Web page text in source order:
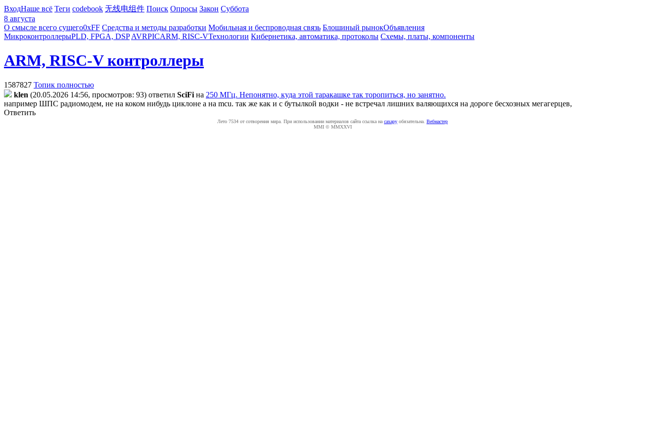
ВходНаше всё Теги codebook 无线电组件 Поиск Опросы Закон Суббота
8 августа
О смысле всего сущего0xFF Средства и методы разработки Мобильная и беспроводная связь Блошиный рынокОбъявления
МикроконтроллерыPLD, FPGA, DSP AVRPICARM, RISC-VТехнологии Кибернетика, автоматика, протоколы Схемы, платы, компоненты
ARM, RISC-V контроллеры
1587827 Топик полностью
klen (20.05.2026 14:56, просмотров: 93) ответил SciFi на 250 МГц. Непонятно, куда этой таракашке так торопиться, но занятно.
например ШПС радиомодем, не на коком нибудь циклоне а на mcu. так же как и с бутылкой водки - не встречал лишних валяющихся на дороге бесхозных мегагерцев,
Ответить
Лето 7534 от сотворения мира. При использовании материалов сайта ссылка на caxapу обязательна. Вебмастер
MMI © MMXXVI